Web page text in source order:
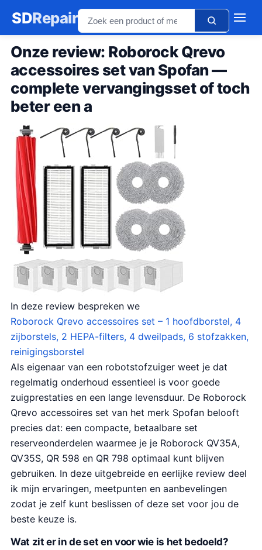
SDRepair
Onze review: Roborock Qrevo
accessoires set van Spofan —
complete vervangingsset of toch
beter een a
In deze review bespreken we
Roborock Qrevo accessoires set – 1 hoofdborstel, 4
zijborstels, 2 HEPA-filters, 4 dweilpads, 6 stofzakken,
reinigingsborstel
Als eigenaar van een robotstofzuiger weet je dat
regelmatig onderhoud essentieel is voor goede
zuigprestaties en een lange levensduur. De Roborock
Qrevo accessoires set van het merk Spofan belooft
precies dat: een compacte, betaalbare set
reserveonderdelen waarmee je je Roborock QV35A,
QV35S, QR 598 en QR 798 optimaal kunt blijven
gebruiken. In deze uitgebreide en eerlijke review deel
ik mijn ervaringen, meetpunten en aanbevelingen
zodat je zelf kunt beslissen of deze set voor jou de
beste keuze is.
Wat zit er in de set en voor wie is het bedoeld?